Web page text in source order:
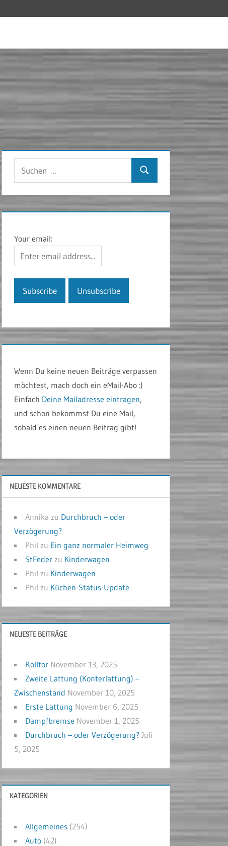
Suchen
Your email:
Wenn Du keine neuen Beiträge verpassen
möchtest, mach doch ein eMail-Abo :)
Einfach Deine Mailadresse eintragen,
und schon bekommst Du eine Mail,
sobald es einen neuen Beitrag gibt!
NEUESTE KOMMENTARE
Annika zu Durchbruch – oder
Verzögerung?
Phil zu Ein ganz normaler Heimweg
StFeder zu Kinderwagen
Phil zu Kinderwagen
Phil zu Küchen-Status-Update
NEUESTE BEITRÄGE
Rolltor November 13, 2025
Zweite Lattung (Konterlattung) –
Zwischenstand November 10, 2025
Erste Lattung November 6, 2025
Dampfbremse November 1, 2025
Durchbruch – oder Verzögerung? Juli
5, 2025
KATEGORIEN
Allgemeines (254)
Auto (42)